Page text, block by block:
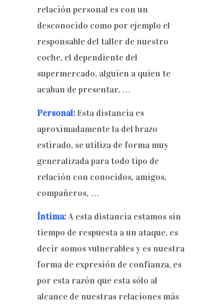
relación personal es con un
desconocido como por ejemplo el
responsable del taller de nuestro
coche, el dependiente del
supermercado, alguien a quien te
acaban de presentar, …
Personal:Esta distancia es
aproximadamente la del brazo
estirado, se utiliza de forma muy
generalizada para todo tipo de
relación con conocidos, amigos,
compañeros, …
Íntima:A esta distancia estamos sin
tiempo de respuesta a un ataque, es
decir somos vulnerables y es nuestra
forma de expresión de confianza, es
por esta razón que esta sólo al
alcance de nuestras relaciones más